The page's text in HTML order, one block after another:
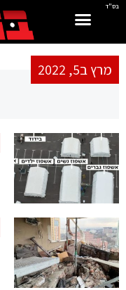
בס"ד
מרץ ב5, 2022